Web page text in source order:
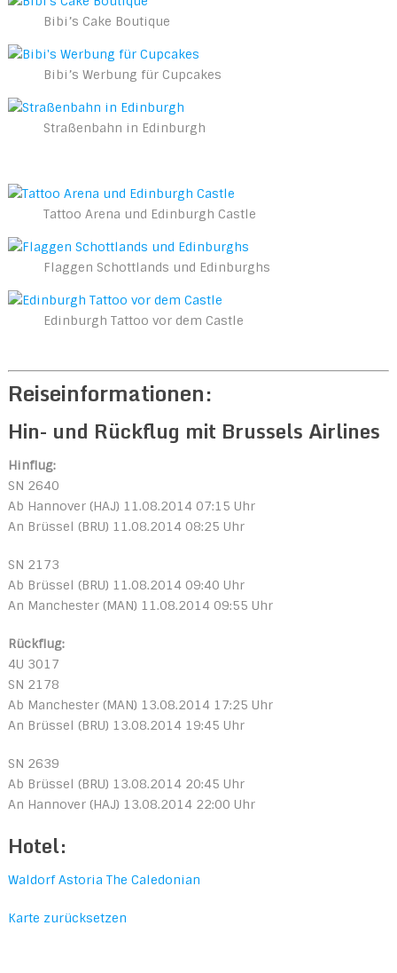
Bibi’s Cake Boutique
Bibi’s Werbung für Cupcakes
Straßenbahn in Edinburgh
Tattoo Arena und Edinburgh Castle
Flaggen Schottlands und Edinburghs
Edinburgh Tattoo vor dem Castle
Reiseinformationen:
Hin- und Rückflug mit Brussels Airlines
Hinflug:
SN 2640
Ab Hannover (HAJ) 11.08.2014 07:15 Uhr
An Brüssel (BRU) 11.08.2014 08:25 Uhr
SN 2173
Ab Brüssel (BRU) 11.08.2014 09:40 Uhr
An Manchester (MAN) 11.08.2014 09:55 Uhr
Rückflug:
4U 3017
SN 2178
Ab Manchester (MAN) 13.08.2014 17:25 Uhr
An Brüssel (BRU) 13.08.2014 19:45 Uhr
SN 2639
Ab Brüssel (BRU) 13.08.2014 20:45 Uhr
An Hannover (HAJ) 13.08.2014 22:00 Uhr
Hotel:
Waldorf Astoria The Caledonian
Karte zurücksetzen